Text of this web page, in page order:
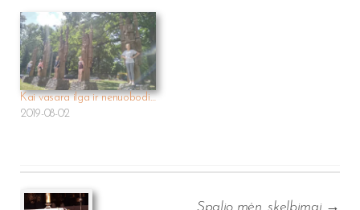
Kai vasara ilga ir nenuobodi…
2019-08-02
navigation
Spalio mėn. skelbimai →